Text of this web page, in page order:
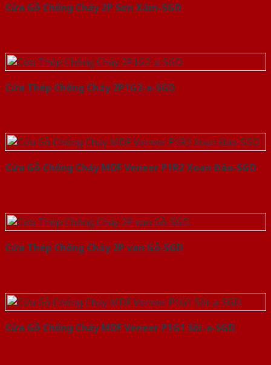
Cửa Gỗ Chống Cháy 2P Sơn Xám-SGD
Cửa Thép Chống Cháy 2P1G2-a-SGD
Cửa Gỗ Chống Cháy MDF Veneer P1R2 Xoan Đào-SGD
Cửa Thép Chống Cháy 2P van Gỗ-SGD
Cửa Gỗ Chống Cháy MDF Veneer P1G1 Sồi-a-SGD